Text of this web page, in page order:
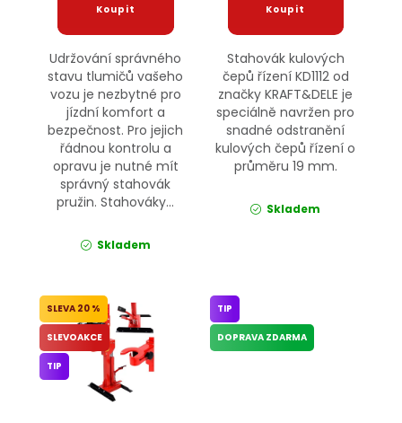
Udržování správného
stavu tlumičů vašeho
vozu je nezbytné pro
jízdní komfort a
bezpečnost. Pro jejich
řádnou kontrolu a
opravu je nutné mít
správný stahovák
pružin. Stahováky...
Skladem
Stahovák kulových
čepů řízení KD1112 od
značky KRAFT&DELE je
speciálně navržen pro
snadné odstranění
kulových čepů řízení o
průměru 19 mm.
Skladem
20 %
SLEVOAKCE
TIP
TIP
DOPRAVA ZDARMA